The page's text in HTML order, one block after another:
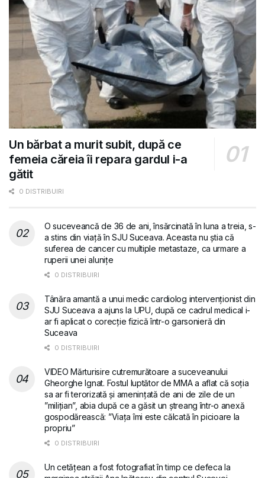
Un bărbat a murit subit, după ce
femeia căreia îi repara gardul i-a
gătit
0 DISTRIBUIRI
O suceveancă de 36 de ani, însărcinată în luna a treia, s-
a stins din viață în SJU Suceava. Aceasta nu știa că
suferea de cancer cu multiple metastaze, ca urmare a
ruperii unei alunițe
0 DISTRIBUIRI
Tânăra amantă a unui medic cardiolog intervenționist din
SJU Suceava a ajuns la UPU, după ce cadrul medical i-
ar fi aplicat o corecție fizică într-o garsonieră din
Suceava
0 DISTRIBUIRI
VIDEO Mărturisire cutremurătoare a suceveanului
Gheorghe Ignat. Fostul luptător de MMA a aflat că soția
sa ar fi terorizată și amenințată de ani de zile de un
”milițian”, abia după ce a găsit un ștreang într-o anexă
gospodărească: ”Viața îmi este călcată în picioare la
propriu”
0 DISTRIBUIRI
Un cetățean a fost fotografiat în timp ce defeca la